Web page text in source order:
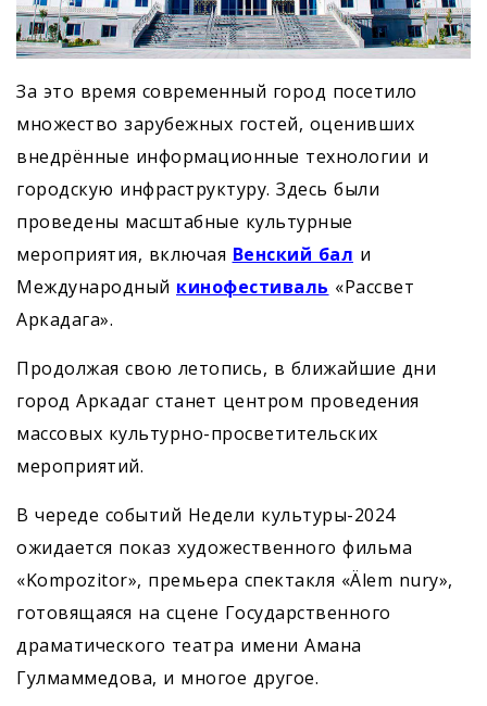
За это время современный город посетило
множество зарубежных гостей, оценивших
внедрённые информационные технологии и
городскую инфраструктуру. Здесь были
проведены масштабные культурные
мероприятия, включая Венский бал и
Международный кинофестиваль «Рассвет
Аркадага».
Продолжая свою летопись, в ближайшие дни
город Аркадаг станет центром проведения
массовых культурно-просветительских
мероприятий.
В череде событий Недели культуры-2024
ожидается показ художественного фильма
«Kompozitor», премьера спектакля «Älem nury»,
готовящаяся на сцене Государственного
драматического театра имени Амана
Гулмаммедова, и многое другое.